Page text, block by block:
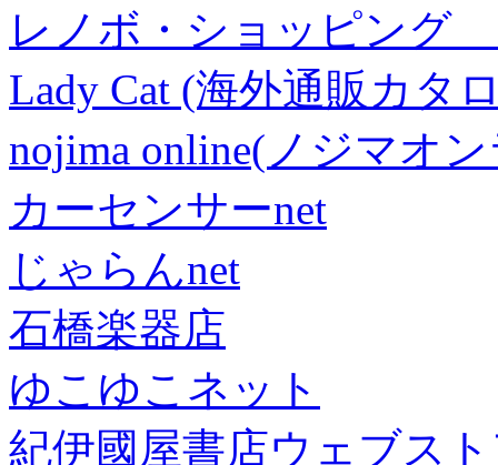
レノボ・ショッピング
Lady Cat (海外通販カタ
nojima online(ノジマオ
カーセンサーnet
じゃらんnet
石橋楽器店
ゆこゆこネット
紀伊國屋書店ウェブス